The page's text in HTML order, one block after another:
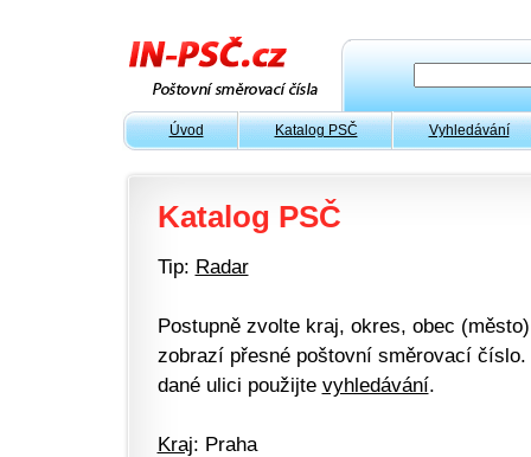
Úvod Katalog PSČ Vyhledávání
Katalog PSČ
Tip: Radar
Postupně zvolte kraj, okres, obec
zobrazí přesné poštovní směrovací
dané ulici použijte vyhledávání.
Kraj: Praha